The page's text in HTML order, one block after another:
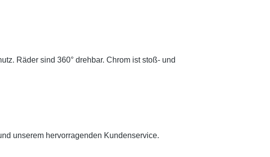
Räder sind 360° drehbar. Chrom ist stoß- und
unserem hervorragenden Kundenservice.